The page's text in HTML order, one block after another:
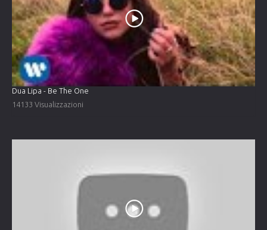
Dua Lipa - Be The One
14133 Visualizzazioni